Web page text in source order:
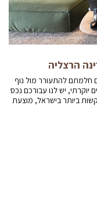
הרצליה
להתעורר מול נוף
יש לנו עבורכם נכס
ביותר בישראל, מוצעת